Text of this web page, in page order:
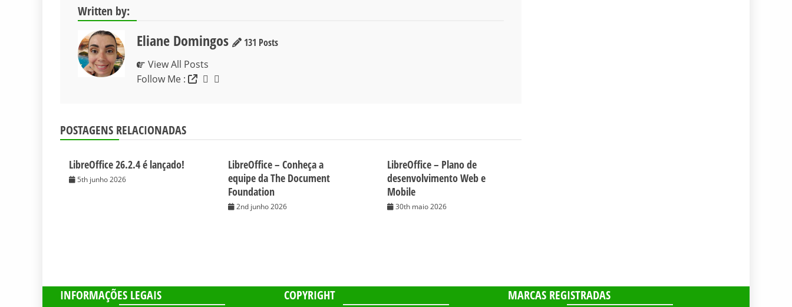
Written by:
Eliane Domingos
131 Posts
View All Posts
Follow Me :
POSTAGENS RELACIONADAS
LibreOffice 26.2.4 é lançado!
5th junho 2026
LibreOffice – Conheça a
equipe da The Document
Foundation
2nd junho 2026
LibreOffice – Plano de
desenvolvimento Web e
Mobile
30th maio 2026
INFORMAÇÕES LEGAIS COPYRIGHT MARCAS REGISTRADAS